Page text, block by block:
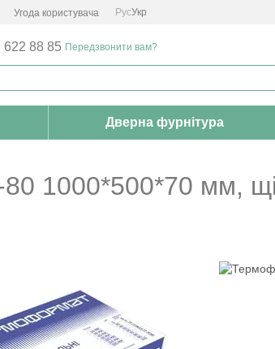
Угода користувача РусУкр
622 88 85 Передзвонити вам?
Дверна фурнітура
1000*500*70 мм,